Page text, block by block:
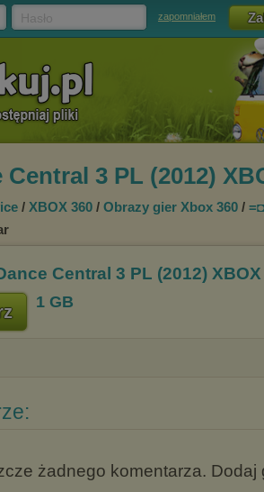
zapomniałem
Central 3 PL (2012)
/ XBOX 360 / Obrazy gier Xbox 360 /
Central 3 PL (2012)
1 GB
żadnego komentarza. Dodaj